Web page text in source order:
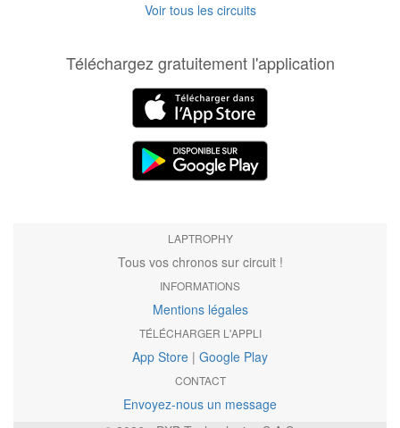
Voir tous les circuits
Téléchargez gratuitement l'application
LAPTROPHY
Tous vos chronos sur circuit !
INFORMATIONS
Mentions légales
TÉLÉCHARGER L'APPLI
App Store | Google Play
CONTACT
Envoyez-nous un message